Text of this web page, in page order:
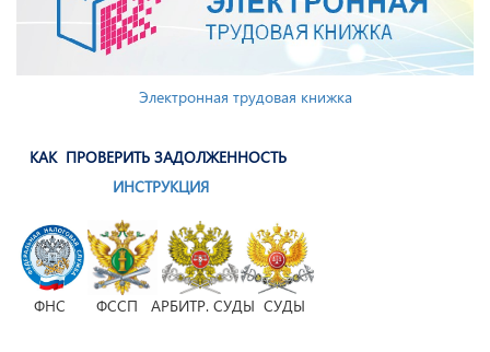
Электронная трудовая книжка
КАК ПРОВЕРИТЬ ЗАДОЛЖЕННОСТЬ
ИНСТРУКЦИЯ
ФНС ФССП АРБИТР. СУДЫ СУДЫ